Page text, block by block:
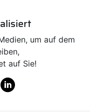
um auf dem
auf Sie!